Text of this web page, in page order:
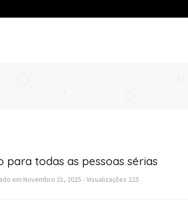
todas as pessoas sérias
em Novembro 21, 2025 -Visualizações 225